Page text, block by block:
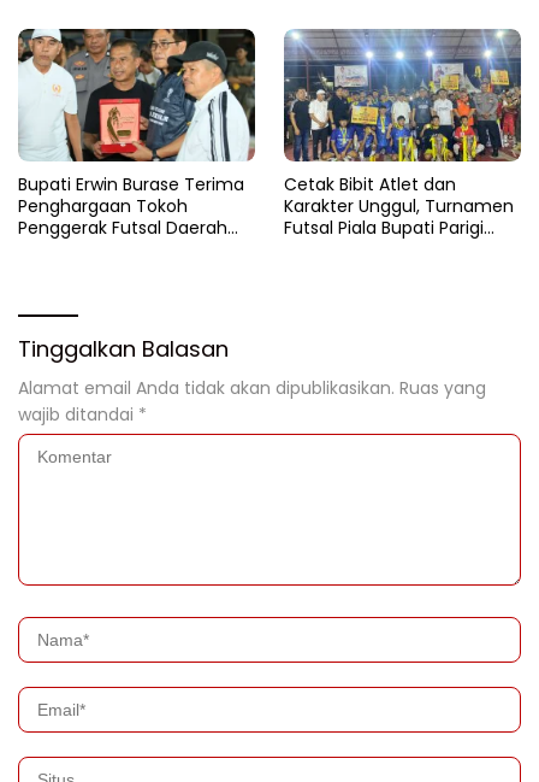
Bupati Erwin Burase Terima
Penghargaan Tokoh
Penggerak Futsal Daerah
Cetak Bibit Atlet dan
Karakter Unggul, Turnamen
Futsal Piala Bupati Parigi
Tinggalkan Balasan
Alamat email Anda tidak akan dipublikasikan. Ruas yang
wajib ditandai *